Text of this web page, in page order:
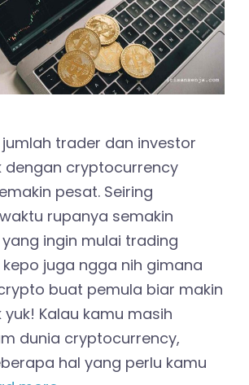
trader dan investor
dengan cryptocurrency
pesat. Seiring
rupanya semakin
ingin mulai trading
juga ngga nih gimana
buat pemula biar makin
yuk! Kalau kamu masih
dunia cryptocurrency,
hal yang perlu kamu